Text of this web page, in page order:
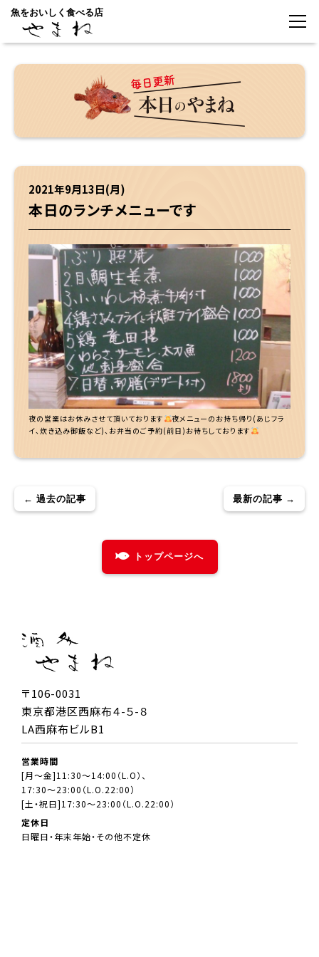
魚をおいしく食べる店
2021年9月13日(月)
本日のランチメニューです
夜の営業はお休みさせて頂いております
夜メニューのお持ち帰り(あじフラ
イ、炊き込み御飯など)、お弁当のご予約(前日)お待ちしております
← 過去の記事 最新の記事 →
トップページへ
〒106-0031
東京都港区西麻布４-５-８
LA西麻布ビルB1
営業時間
[月～金]11:30～14:00（L.O）、
17:30～23:00（L.O.22:00）
[土・祝日]17:30～23:00（L.O.22:00）
定休日
日曜日・年末年始・その他不定休